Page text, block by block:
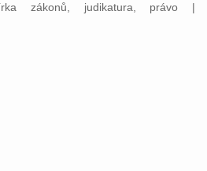
zákonů, judikatura, právo |